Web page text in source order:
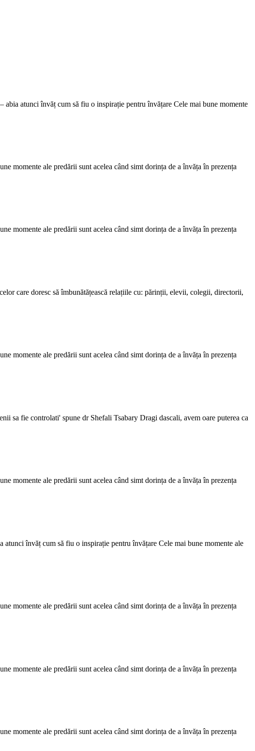
atunci învăț cum să fiu o inspirație pentru învățare Cele mai bune momente
momente ale predării sunt acelea când simt dorința de a învăța în prezența
momente ale predării sunt acelea când simt dorința de a învăța în prezența
care doresc să îmbunătățească relațiile cu: părinții, elevii, colegii, directorii,
momente ale predării sunt acelea când simt dorința de a învăța în prezența
sa fie controlati' spune dr Shefali Tsabary Dragi dascali, avem oare puterea ca
momente ale predării sunt acelea când simt dorința de a învăța în prezența
învăț cum să fiu o inspirație pentru învățare Cele mai bune momente ale
momente ale predării sunt acelea când simt dorința de a învăța în prezența
momente ale predării sunt acelea când simt dorința de a învăța în prezența
momente ale predării sunt acelea când simt dorința de a învăța în prezența